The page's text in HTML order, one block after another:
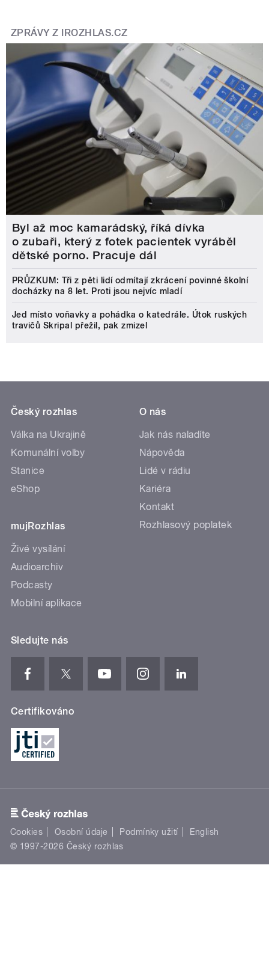
ZPRÁVY Z IROZHLAS.CZ
Byl až moc kamarádský, říká dívka
o zubaři, který z fotek pacientek vyráběl
dětské porno. Pracuje dál
PRŮZKUM: Tři z pěti lidí odmítají zkrácení povinné školní
docházky na 8 let. Proti jsou nejvíc mladí
Jed místo voňavky a pohádka o katedrále. Útok ruských
travičů Skripal přežil, pak zmizel
Český rozhlas
Válka na Ukrajině
Komunální volby
Stanice
eShop
mujRozhlas
Živé vysílání
Audioarchiv
Podcasty
Mobilní aplikace
O nás
Jak nás naladíte
Nápověda
Lidé v rádiu
Kariéra
Kontakt
Rozhlasový poplatek
Sledujte nás
Certifikováno
Cookies Osobní údaje Podmínky užití
English
© 1997-2026 Český rozhlas